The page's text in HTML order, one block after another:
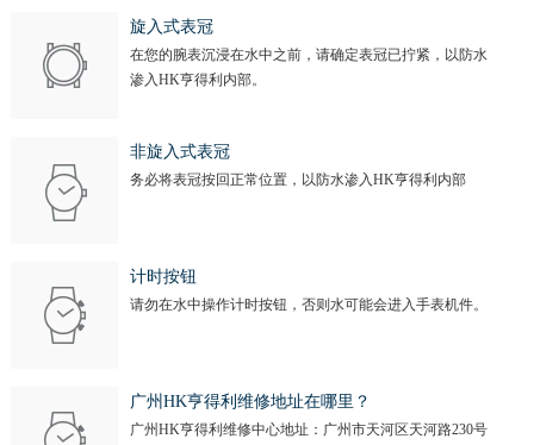
旋入式表冠
在您的腕表沉浸在水中之前，请确定表冠已拧紧，以防水
渗入HK亨得利内部。
非旋入式表冠
务必将表冠按回正常位置，以防水渗入HK亨得利内部
计时按钮
请勿在水中操作计时按钮，否则水可能会进入手表机件。
广州HK亨得利维修地址在哪里？
广州HK亨得利维修中心地址：广州市天河区天河路230号